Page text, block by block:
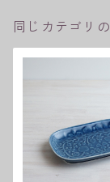
同じカテゴリ